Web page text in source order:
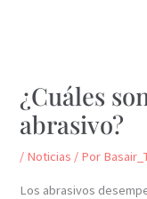
¿Cuáles
abrasivo?
/ Noticias / Por
Los abrasivos